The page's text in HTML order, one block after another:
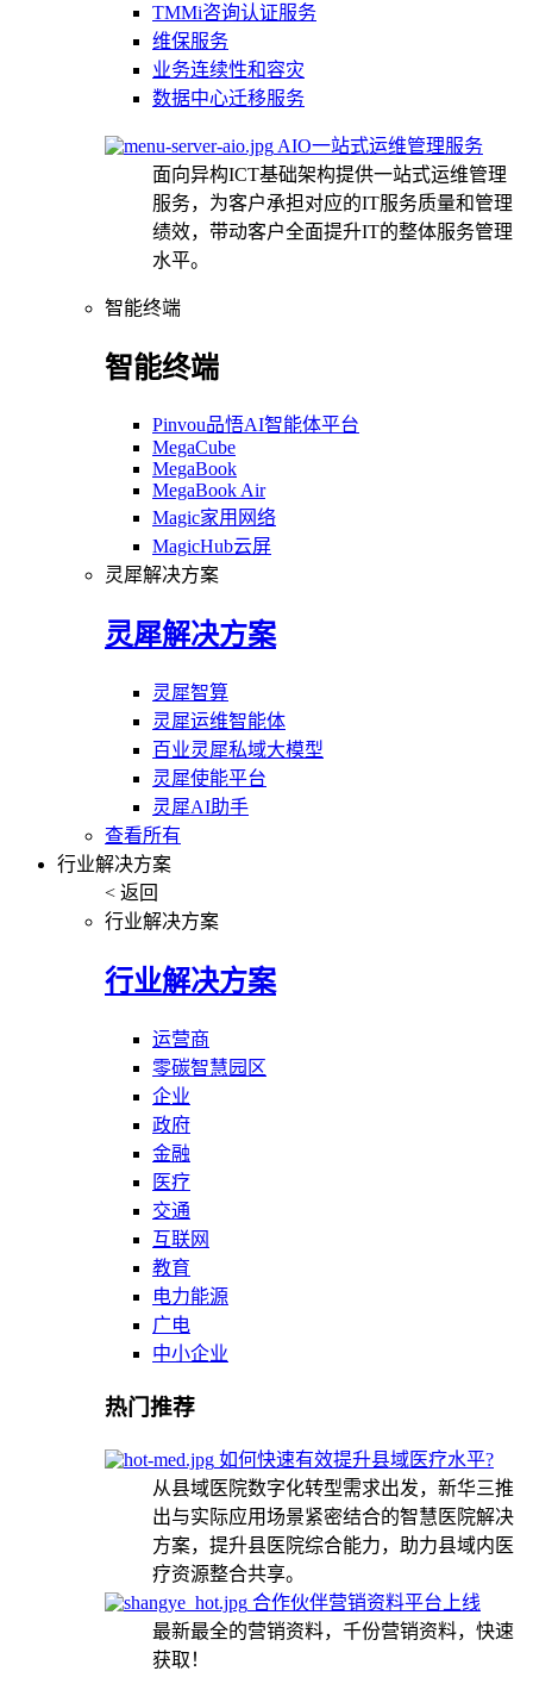
TMMi咨询认证服务
维保服务
业务连续性和容灾
数据中心迁移服务
AIO一站式运维管理服务
面向异构ICT基础架构提供一站式运维管理
服务，为客户承担对应的IT服务质量和管理
绩效，带动客户全面提升IT的整体服务管理
水平。
智能终端
智能终端
Pinvou品悟AI智能体平台
MegaCube
MegaBook
MegaBook Air
Magic家用网络
MagicHub云屏
灵犀解决方案
灵犀解决方案
灵犀智算
灵犀运维智能体
百业灵犀私域大模型
灵犀使能平台
灵犀AI助手
查看所有
行业解决方案
< 返回
行业解决方案
行业解决方案
运营商
零碳智慧园区
企业
政府
金融
医疗
交通
互联网
教育
电力能源
广电
中小企业
热门推荐
如何快速有效提升县域医疗水平?
从县域医院数字化转型需求出发，新华三推
出与实际应用场景紧密结合的智慧医院解决
方案，提升县医院综合能力，助力县域内医
疗资源整合共享。
合作伙伴营销资料平台上线
最新最全的营销资料，千份营销资料，快速
获取！